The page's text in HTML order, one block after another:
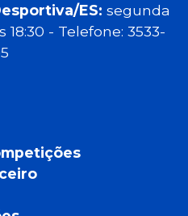
ES: segunda
18:30 - Telefone: 3533-